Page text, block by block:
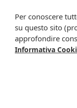
Presta il
migliorare
meglio
Per conoscere
su questo sito
approfondire
Informativa